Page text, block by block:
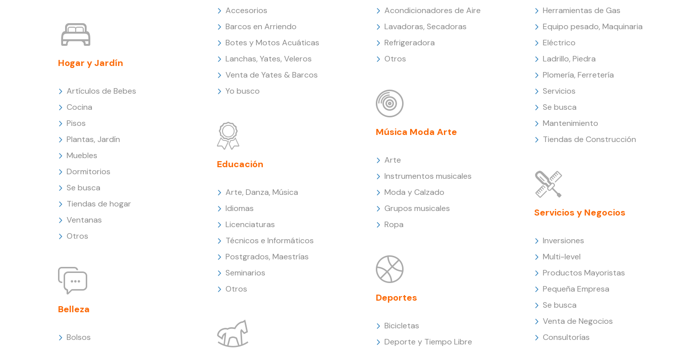
Hogar y Jardín
Artículos de Bebes
Cocina
Pisos
Plantas, Jardín
Muebles
Dormitorios
Se busca
Tiendas de hogar
Ventanas
Otros
Belleza
Bolsos
Accesorios
Barcos en Arriendo
Botes y Motos Acuáticas
Lanchas, Yates, Veleros
Venta de Yates & Barcos
Yo busco
Educación
Arte, Danza, Música
Idiomas
Licenciaturas
Técnicos e Informáticos
Postgrados, Maestrías
Seminarios
Otros
Acondicionadores de Aire
Lavadoras, Secadoras
Refrigeradora
Otros
Música Moda Arte
Arte
Instrumentos musicales
Moda y Calzado
Grupos musicales
Ropa
Deportes
Bicicletas
Deporte y Tiempo Libre
Herramientas de Gas
Equipo pesado, Maquinaria
Eléctrico
Ladrillo, Piedra
Plomería, Ferretería
Servicios
Se busca
Mantenimiento
Tiendas de Construcción
Servicios y Negocios
Inversiones
Multi-level
Productos Mayoristas
Pequeña Empresa
Se busca
Venta de Negocios
Consultorías